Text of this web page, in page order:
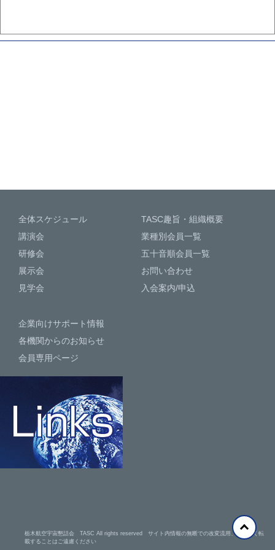
全体スケジュール
講演会
研修会
展示会
見学会
TASC趣旨・組織概要
業種別会員一覧
五十音順会員一覧
お問い合わせ
入会案内/申込
企業向けサポート情報
各機関からのお知らせ
会員専用ページ
栃木航空宇宙懇話会 TASC All rights reserved サイト内情報の無断での改変流用、許可なく転
載することはご遠慮ください